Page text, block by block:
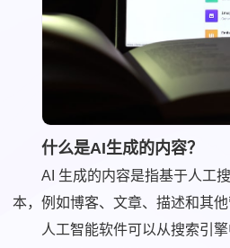
什么是AI生成的内容？
AI 生成的内容是指基于人工
本，例如博客、文章、描述和其他
人工智能软件可以从搜索引